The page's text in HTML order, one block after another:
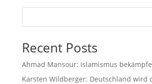
Recent Posts
Ahmad Mansour: Islamismus
Karsten Wildberger: Deutschland wird